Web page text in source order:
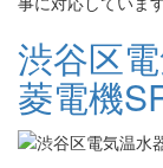
渋谷区
菱電機